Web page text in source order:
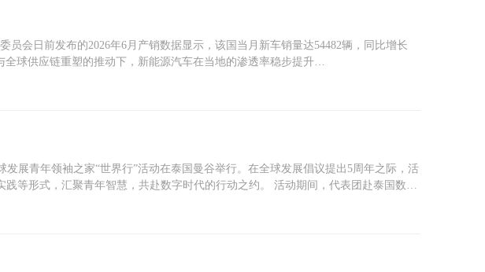
会日前发布的2026年6月产销数据显示，该国当月新车销量达54482辆，同比增长
全球供应链重塑的推动下，新能源汽车在当地的渗透率稳步提升…
展青年领袖之家“世界行”活动在泰国曼谷举行。在全球发展倡议提出5周年之际，活
等形式，汇聚青年智慧，共赴数字时代的行动之约。 活动期间，代表团赴泰国数…